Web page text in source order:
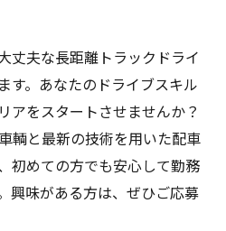
丈夫な長距離トラックドライ
す。あなたのドライブスキル
アをスタートさせませんか？
輌と最新の技術を用いた配車
初めての方でも安心して勤務
興味がある方は、ぜひご応募